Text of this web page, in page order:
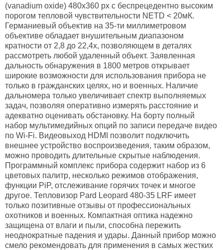
(vanadium oxide) 480x360 px с беспрецедентно высоким
порогом тепловой чувствительности NETD < 20мК.
Германиевый объектив на 35-ти миллиметровом
объективе обладает внушительным диапазоном
кратности от 2,8 до 22,4х, позволяющем в деталях
рассмотреть любой удаленный объект. Заявленная
дальность обнаружения в 1800 метров открывает
широкие возможности для использования прибора не
только в гражданских целях, но и военных. Наличие
дальномера только увеличивает спектр выполняемых
задач, позволяя оперативно измерять расстояние и
адекватно оценивать обстановку. На борту полный
набор мультимедийных опций по записи передаче видео
по Wi-Fi. Видеовыход HDMI позволит подключить
внешнее устройство воспроизведения, таким образом,
можно проводить длительные скрытые наблюдения.
Программный комплекс прибора содержит набор из 6
цветовых палитр, несколько режимов отображения,
функции PiP, отслеживание горячих точек и многое
другое. Тепловизор Pard Leopard 480-35 LRF имеет
только позитивные отзывы от профессиональных
охотников и военных. Компактная оптика надежно
защищена от влаги и пыли, способна пережить
неоднократные падения и удары. Данный прибор можно
смело рекомендовать для применения в самых жестких